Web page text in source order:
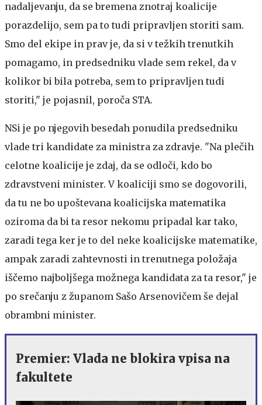
nadaljevanju, da se bremena znotraj koalicije
porazdelijo, sem pa to tudi pripravljen storiti sam.
Smo del ekipe in prav je, da si v težkih trenutkih
pomagamo, in predsedniku vlade sem rekel, da v
kolikor bi bila potreba, sem to pripravljen tudi
storiti," je pojasnil, poroča STA.
NSi je po njegovih besedah ponudila predsedniku
vlade tri kandidate za ministra za zdravje. "Na plečih
celotne koalicije je zdaj, da se odloči, kdo bo
zdravstveni minister. V koaliciji smo se dogovorili,
da tu ne bo upoštevana koalicijska matematika
oziroma da bi ta resor nekomu pripadal kar tako,
zaradi tega ker je to del neke koalicijske matematike,
ampak zaradi zahtevnosti in trenutnega položaja
iščemo najboljšega možnega kandidata za ta resor," je
po srečanju z županom Sašo Arsenovičem še dejal
obrambni minister.
Premier: Vlada ne blokira vpisa na
fakultete